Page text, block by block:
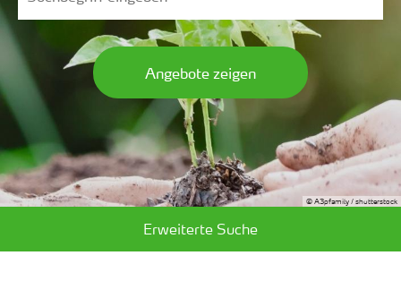
Angebote zeigen
© A3pfamily / shutterstock
Erweiterte Suche